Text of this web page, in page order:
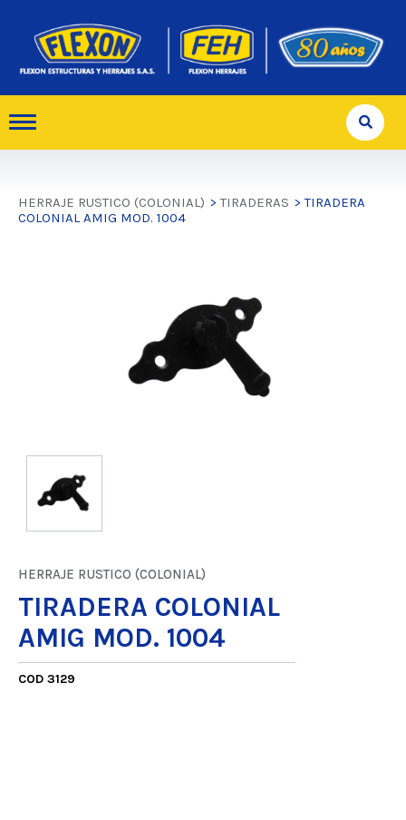
HERRAJE RUSTICO (COLONIAL) >TIRADERAS > TIRADERA
COLONIAL AMIG MOD. 1004
HERRAJE RUSTICO (COLONIAL)
TIRADERA COLONIAL
AMIG MOD. 1004
COD 3129